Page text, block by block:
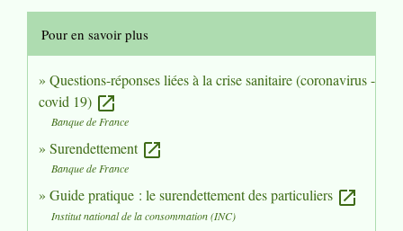
Pour en savoir plus
Questions-réponses liées à la crise sanitaire (coronavirus -
covid 19) open_in_new
Banque de France
Surendettement open_in_new
Banque de France
Guide pratique : le surendettement des particuliers open_in_new
Institut national de la consommation (INC)